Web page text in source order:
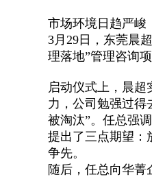
市场环境日趋严峻
3月29日，东莞晨
理落地”管理咨询项
启动仪式上，晨
力，公司勉强过得
被淘汰”。任总强
提出了三点期望：
争先。
随后，任总向华菁